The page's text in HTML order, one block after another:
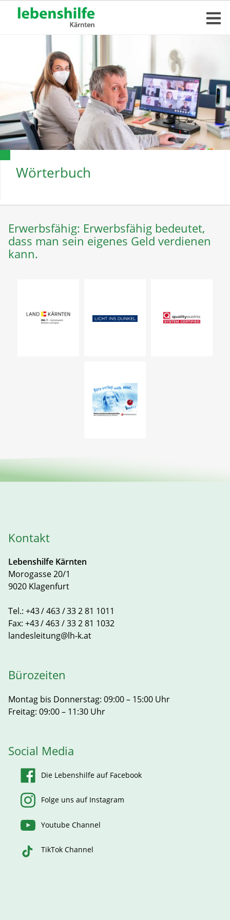
Wörterbuch
Erwerbsfähig: Erwerbsfähig bedeutet,
dass man sein eigenes Geld verdienen
kann.
Kontakt
Lebenshilfe Kärnten
Morogasse 20/1
9020 Klagenfurt
Tel.: +43 / 463 / 33 2 81 1011
Fax: +43 / 463 / 33 2 81 1032
landesleitung@lh-k.at
Bürozeiten
Montag bis Donnerstag: 09:00 – 15:00 Uhr
Freitag: 09:00 – 11:30 Uhr
Social Media
Die Lebenshilfe auf Facebook
Folge uns auf Instagram
Youtube Channel
TikTok Channel